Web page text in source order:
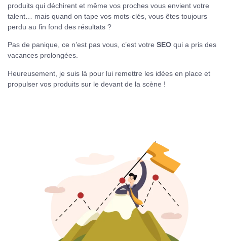
produits qui déchirent et même vos proches vous envient votre
talent… mais quand on tape vos mots-clés, vous êtes toujours
perdu au fin fond des résultats ?
Pas de panique, ce n’est pas vous, c’est votre SEO qui a pris des
vacances prolongées.
Heureusement, je suis là pour lui remettre les idées en place et
propulser vos produits sur le devant de la scène !